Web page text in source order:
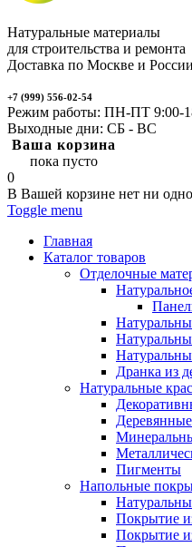
Натуральные материалы
для строительства и ремонта
Доставка по Москве и России
+7 (999) 556-02-54
Режим работы: ПН-ПТ 9:00-
Выходные дни: СБ - ВС
Ваша корзина
пока пусто
0
В Вашей корзине нет ни
Toggle menu
Главная
Каталог товаров
Отделочные
Дранка из
Натуральные
Пигменты
Напольные
Покрытие
Покрытие